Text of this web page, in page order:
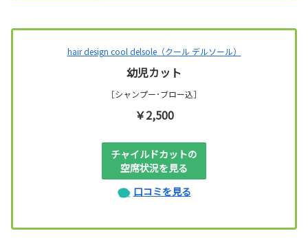
hair design cool delsole（クール デルソール）
幼児カット
［シャンプー･ブロー込］
￥2,500
チャイルドカットの
空席状況を見る
口コミを見る